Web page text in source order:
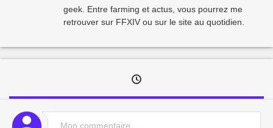
geek. Entre farming et actus, vous pourrez me
retrouver sur FFXIV ou sur le site au quotidien.